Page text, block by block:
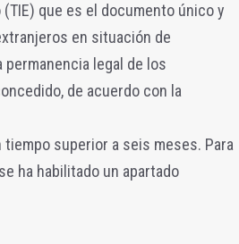
que es el documento único y
en situación de
permanencia legal de los
de acuerdo con la
superior a seis meses. Para
ha habilitado un apartado